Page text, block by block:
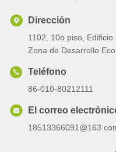
Dirección
1102, 10o piso,
Zona de Desarrollo
Teléfono
86-010-80212111
El correo